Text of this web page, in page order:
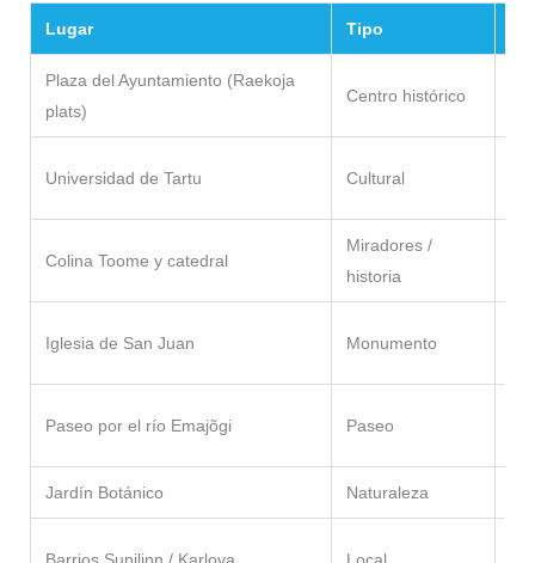
Lugar Tipo
Plaza del Ayuntamiento (Raekoja
plats)
Centro histórico
Universidad de Tartu Cultural
Colina Toome y catedral
Miradores /
historia
Iglesia de San Juan Monumento
Paseo por el río Emajõgi Paseo
Jardín Botánico Naturaleza